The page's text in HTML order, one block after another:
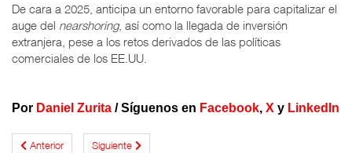
De cara a 2025, anticipa un entorno favorable para capitalizar el
auge del nearshoring, así como la llegada de inversión
extranjera, pese a los retos derivados de las políticas
comerciales de los EE.UU.
Por Daniel Zurita / Síguenos en Facebook, X y LinkedIn
Anterior Siguiente